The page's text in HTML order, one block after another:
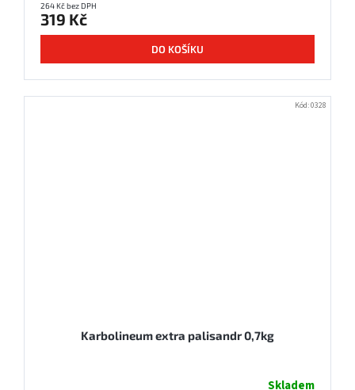
264 Kč bez DPH
319 Kč
DO KOŠÍKU
Karbolineum extra palisandr 0,7kg
Skladem
Kód:0328